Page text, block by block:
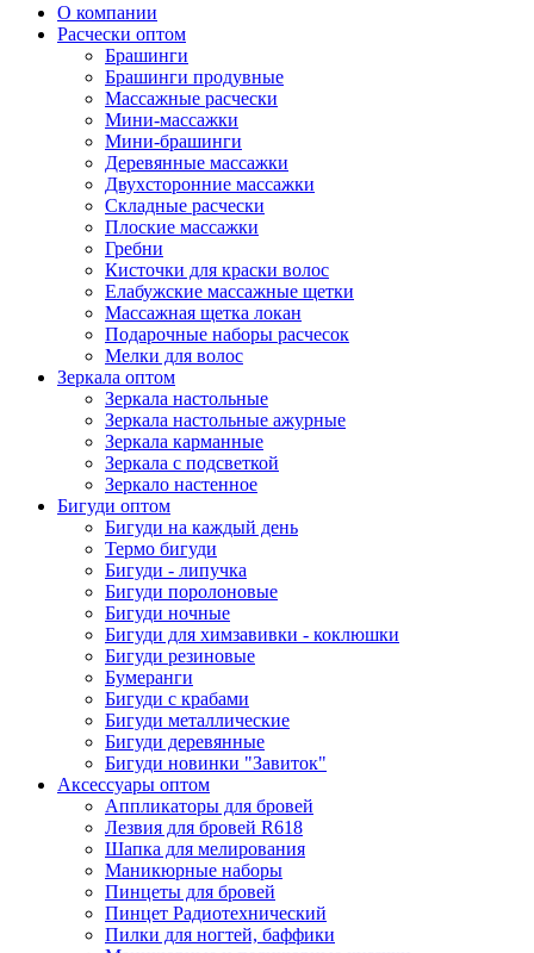
О компании
Расчески оптом
Брашинги
Брашинги продувные
Mассажные расчески
Mини-массажки
Мини-брашинги
Деревянные массажки
Двухсторонние массажки
Складные расчески
Плоские массажки
Гребни
Кисточки для краски волос
Елабужские массажные щетки
Массажная щетка локан
Подарочные наборы расчесок
Мелки для волос
Зеркала оптом
Зеркала настольные
Зеркала настольные ажурные
Зеркала карманные
Зеркала с подсветкой
Зеркало настенное
Бигуди оптом
Бигуди на каждый день
Термо бигуди
Бигуди - липучка
Бигуди поролоновые
Бигуди ночные
Бигуди для химзавивки - коклюшки
Бигуди резиновые
Бумеранги
Бигуди с крабами
Бигуди металлические
Бигуди деревянные
Бигуди новинки "Завиток"
Аксессуары оптом
Аппликаторы для бровей
Лезвия для бровей R618
Шапка для мелирования
Маникюрные наборы
Пинцеты для бровей
Пинцет Радиотехнический
Пилки для ногтей, баффики